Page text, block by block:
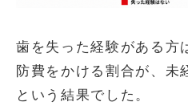
歯を失った経験がある方
防費をかける割合が、未
という結果でした。